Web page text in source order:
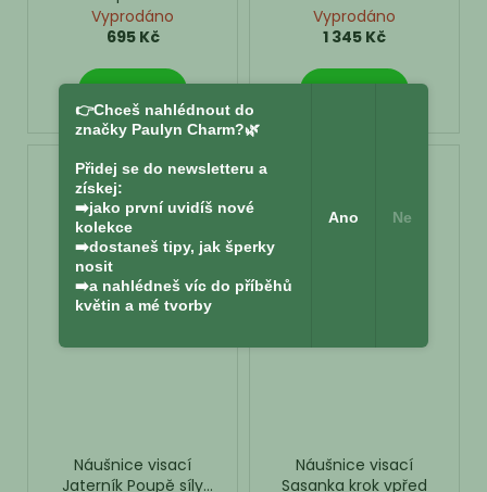
Pomněnka
Vyprodáno
695 Kč
DETAIL
poupěte k rozkvětu.
Vyprodáno
1 345 Kč
DETAIL
Náušnice visací
Jaterník Poupě síly
Náušnice visací
Sasanka krok vpřed
👉Chceš nahlédnout do
značky Paulyn Charm?🌿
Přidej se do newsletteru a
získej:
➡️jako první uvidíš nové
kolekce
➡️dostaneš tipy, jak šperky
nosit
➡️a nahlédneš víc do příběhů
květin a mé tvorby
Ano Ne